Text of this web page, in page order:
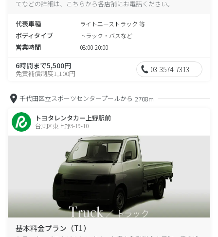
てなどの詳細は、こちらから各店舗にお電話ください。
代表車種 ライトエーストラック 等
ボディタイプ トラック・バスなど
営業時間 08:00-20:00
6時間まで5,500円
免責補償制度1,100円 03-3574-7313
千代田区立スポーツセンタープールから 2708m
トヨタレンタカー上野駅前
台東区東上野3-19-10
基本料金プラン（T1）